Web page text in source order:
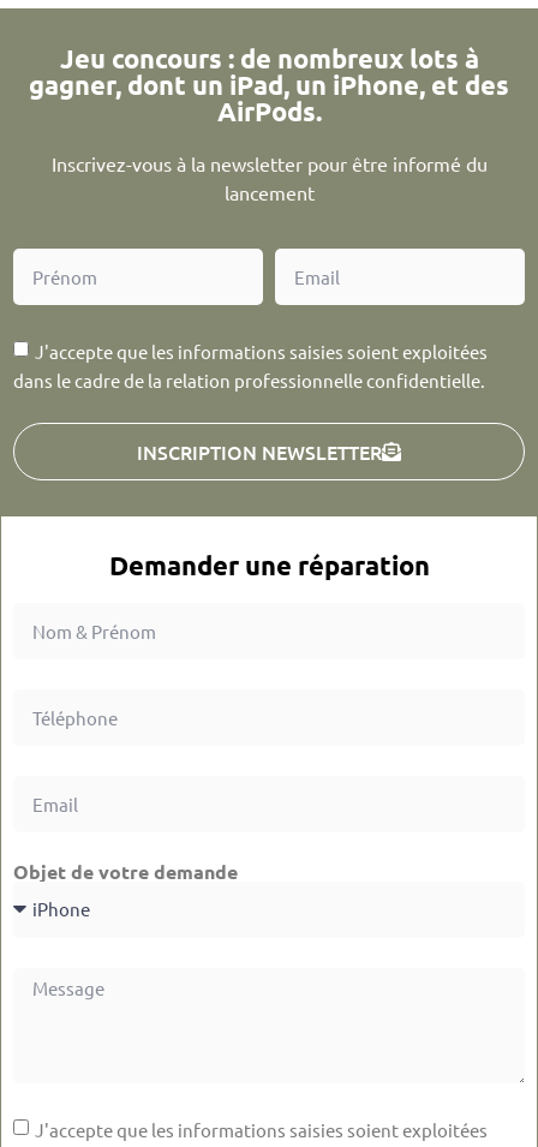
Demander une réparation
Objet de votre demande
J'accepte que les informations saisies soient exploitées
Jeu concours : de nombreux lots à
gagner, dont un iPad, un iPhone, et des
AirPods.
Inscrivez-vous à la newsletter pour être informé du
lancement
J'accepte que les informations saisies soient exploitées
dans le cadre de la relation professionnelle confidentielle.
INSCRIPTION NEWSLETTER